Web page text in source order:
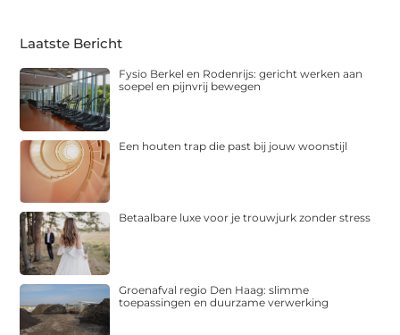
Laatste Bericht
Fysio Berkel en Rodenrijs: gericht werken aan
soepel en pijnvrij bewegen
Een houten trap die past bij jouw woonstijl
Betaalbare luxe voor je trouwjurk zonder stress
Groenafval regio Den Haag: slimme
toepassingen en duurzame verwerking